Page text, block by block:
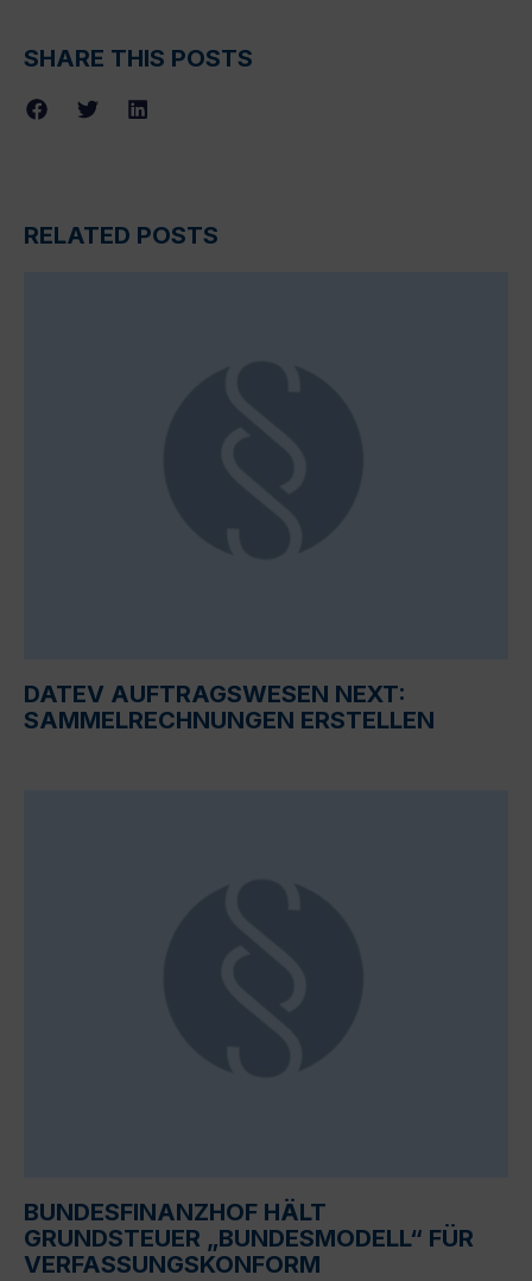
SHARE THIS POSTS
RELATED POSTS
DATEV AUFTRAGSWESEN NEXT:
SAMMELRECHNUNGEN ERSTELLEN
BUNDESFINANZHOF HÄLT
GRUNDSTEUER „BUNDESMODELL“ FÜR
VERFASSUNGSKONFORM